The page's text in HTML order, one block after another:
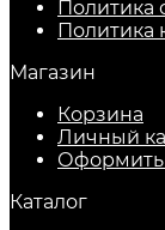
Политика
​Политика
Магазин
Корзина
Личный
Оформить
Каталог